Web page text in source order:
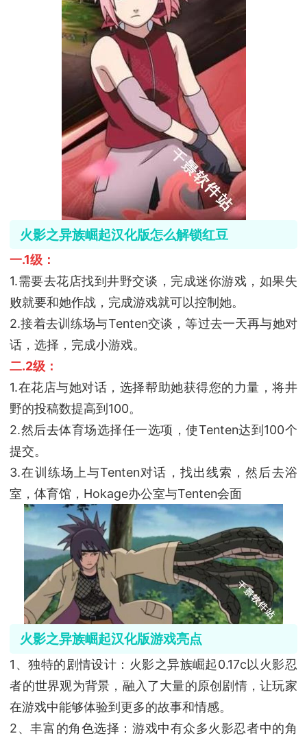
火影之异族崛起汉化版怎么解锁红豆
一.1级：
1.需要去花店找到井野交谈，完成迷你游戏，如果失
败就要和她作战，完成游戏就可以控制她。
2.接着去训练场与Tenten交谈，等过去一天再与她对
话，选择，完成小游戏。
二.2级：
1.在花店与她对话，选择帮助她获得您的力量，将井
野的投稿数提高到100。
2.然后去体育场选择任一选项，使Tenten达到100个
提交。
3.在训练场上与Tenten对话，找出线索，然后去浴
室，体育馆，Hokage办公室与Tenten会面
火影之异族崛起汉化版游戏亮点
1、独特的剧情设计：火影之异族崛起0.17c以火影忍
者的世界观为背景，融入了大量的原创剧情，让玩家
在游戏中能够体验到更多的故事和情感。
2、丰富的角色选择：游戏中有众多火影忍者中的角